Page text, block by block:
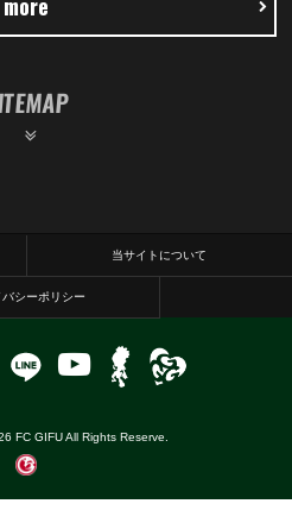
当サイトについて
バシーポリシー
FC GIFU All Rights Reserve.